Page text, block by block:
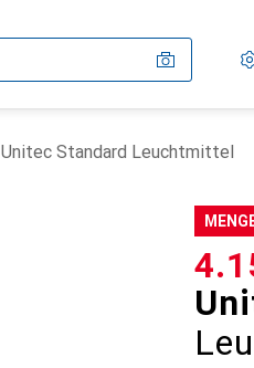
Unitec Standard Leuchtmittel